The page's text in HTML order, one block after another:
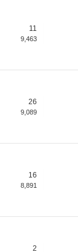
11
9,463
26
9,089
16
8,891
2